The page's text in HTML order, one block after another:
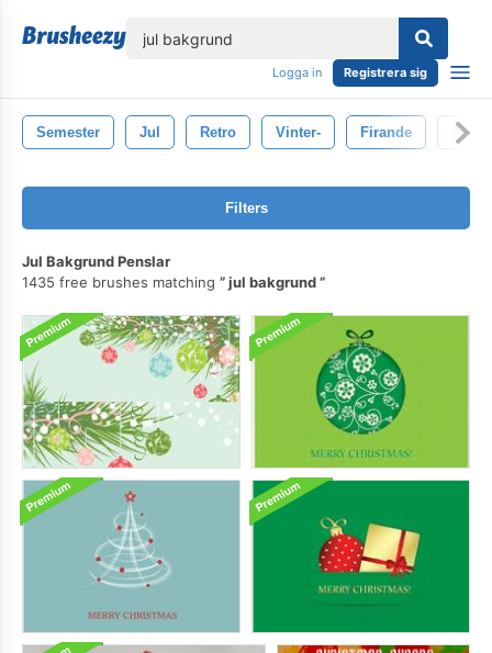
Logga in Registrera sig
Semester Jul Retro Vinter- Firande
Filters
Jul Bakgrund Penslar
1435 free brushes matching
jul bakgrund